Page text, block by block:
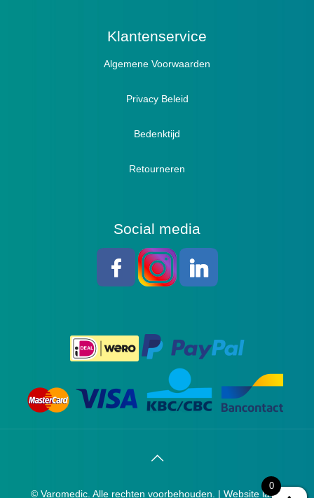
Actief
Pantoffels
Sandalen
Klantenservice
Algemene Voorwaarden
Privacy Beleid
Bedenktijd
Retourneren
Social media
© Varomedic. Alle rechten voorbehouden. | Website laten
0